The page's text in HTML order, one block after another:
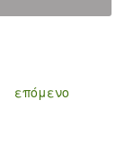
επόμενο